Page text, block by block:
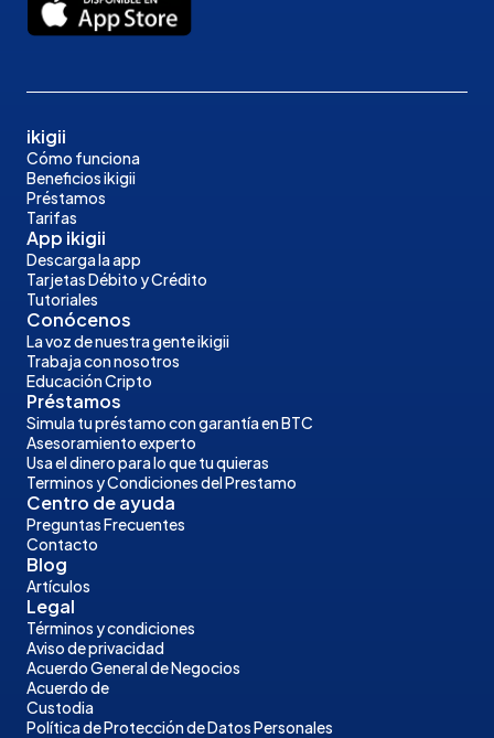
ikigii
Cómo funciona
Beneficios ikigii
Préstamos
Tarifas
App ikigii
Descarga la app
Tarjetas Débito y Crédito
Tutoriales
Conócenos
La voz de nuestra gente ikigii
Trabaja con nosotros
Educación Cripto
Préstamos
Simula tu préstamo con garantía en BTC
Asesoramiento experto
Usa el dinero para lo que tu quieras
Terminos y Condiciones del Prestamo
Centro de ayuda
Preguntas Frecuentes
Contacto
Blog
Artículos
Legal
Términos y condiciones
Aviso de privacidad
Acuerdo General de Negocios
Acuerdo de
Custodia
Política de Protección de Datos Personales